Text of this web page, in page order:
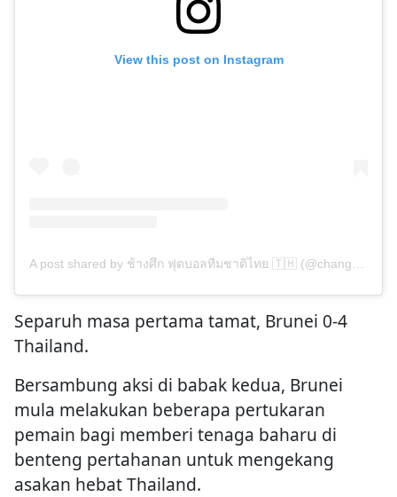
View this post on Instagram
Separuh masa pertama tamat, Brunei 0-4
Thailand.
Bersambung aksi di babak kedua, Brunei
mula melakukan beberapa pertukaran
pemain bagi memberi tenaga baharu di
benteng pertahanan untuk mengekang
asakan hebat Thailand.